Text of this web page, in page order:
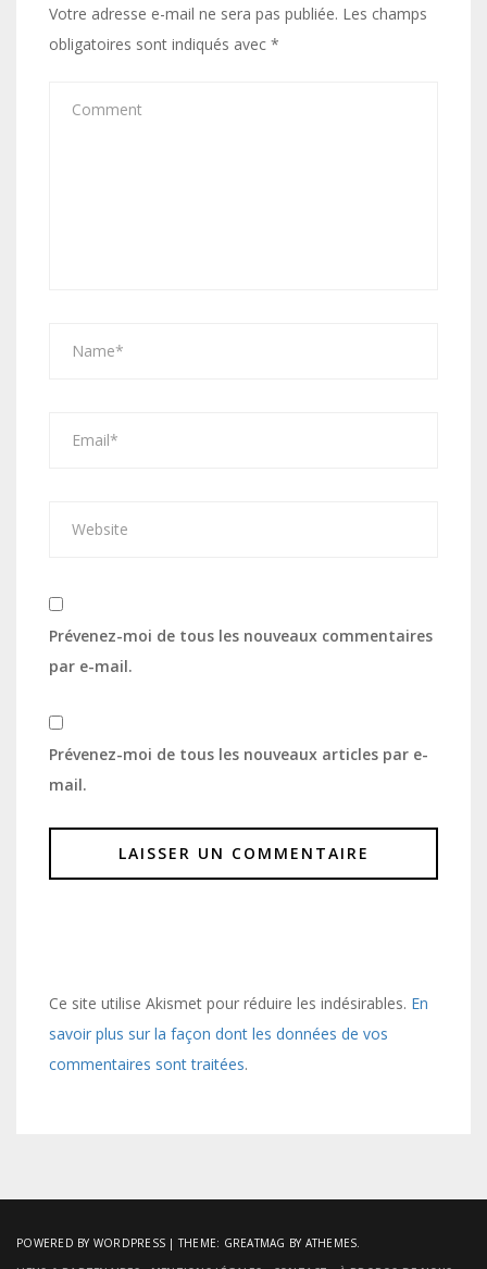
Votre adresse e-mail ne sera pas publiée. Les champs
obligatoires sont indiqués avec *
Prévenez-moi de tous les nouveaux commentaires
par e-mail.
Prévenez-moi de tous les nouveaux articles par e-
mail.
Ce site utilise Akismet pour réduire les indésirables. En
savoir plus sur la façon dont les données de vos
commentaires sont traitées.
POWERED BY WORDPRESS |THEME: GREATMAG BY ATHEMES.